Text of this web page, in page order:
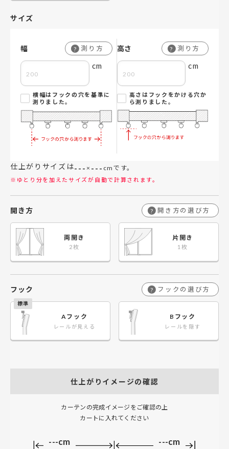
サイズ
幅 ? 測り方
cm
横幅はフックの穴を基準に
測りました。
高さ ? 測り方
cm
高さはフックをかける穴か
ら測りました。
仕上がりサイズは--- × --- cmです。
※ゆとり分を加えたサイズが自動で計算されます。
開き方 ? 開き方の選び方
両開き 片開き
フック ? フックの選び方
Aフック
レールが見える
Bフック
レールを隠す
仕上がりイメージの確認
カーテンの完成イメージをご確認の上
カートに入れてください
---cm ---cm